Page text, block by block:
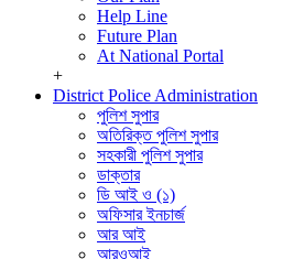
Help Line
Future Plan
At National Portal
+
District Police Administration
পুলিশ সুপার
অতিরিক্ত পুলিশ সুপার
সহকারী পুলিশ সুপার
ডাক্তার
ডি আই ও (১)
অফিসার ইনচার্জ
আর আই
আরওআই